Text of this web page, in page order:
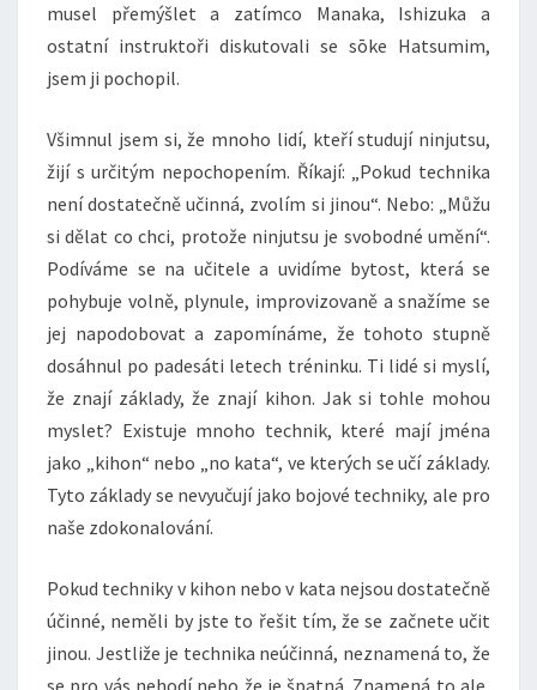
musel přemýšlet a zatímco Manaka, Ishizuka a
ostatní instruktoři diskutovali se sōke Hatsumim,
jsem ji pochopil.
Všimnul jsem si, že mnoho lidí, kteří studují ninjutsu,
žijí s určitým nepochopením. Říkají: „Pokud technika
není dostatečně učinná, zvolím si jinou“. Nebo: „Můžu
si dělat co chci, protože ninjutsu je svobodné umění“.
Podíváme se na učitele a uvidíme bytost, která se
pohybuje volně, plynule, improvizovaně a snažíme se
jej napodobovat a zapomínáme, že tohoto stupně
dosáhnul po padesáti letech tréninku. Ti lidé si myslí,
že znají základy, že znají kihon. Jak si tohle mohou
myslet? Existuje mnoho technik, které mají jména
jako „kihon“ nebo „no kata“, ve kterých se učí základy.
Tyto základy se nevyučují jako bojové techniky, ale pro
naše zdokonalování.
Pokud techniky v kihon nebo v kata nejsou dostatečně
účinné, neměli by jste to řešit tím, že se začnete učit
jinou. Jestliže je technika neúčinná, neznamená to, že
se pro vás nehodí nebo že je špatná. Znamená to ale,